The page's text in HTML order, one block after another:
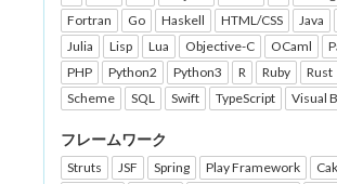
Fortran
Go Haskell HTML/CSS Java
Julia
Lisp Lua Objective-C OCaml
PHP
Python2 Python3 R Ruby Rust
Scheme
SQL Swift TypeScript Visual
フレームワーク
Struts JSF Spring Play Framework